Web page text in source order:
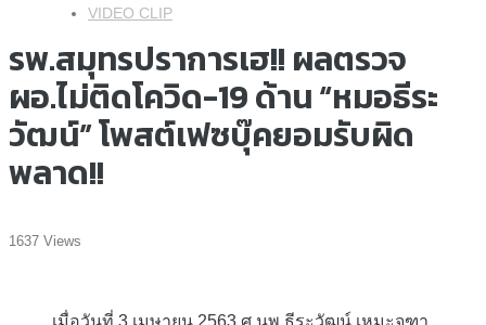
VIDEO CLIP
รพ.สมุทรปราการเฮ!! ผลตรวจ
ผอ.ไม่ติดโควิด-19 ด้าน “หมอธีระ
วัฒน์” โพสต์เฟซบุ๊คยอมรับผิด
พลาด!!
1637 Views
เมื่อวันที่ 3 เมษายน 2563 ศ.นพ.ธีระวัฒน์ เหมะจุฑา